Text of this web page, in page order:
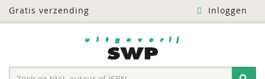
Gratis verzending Inloggen